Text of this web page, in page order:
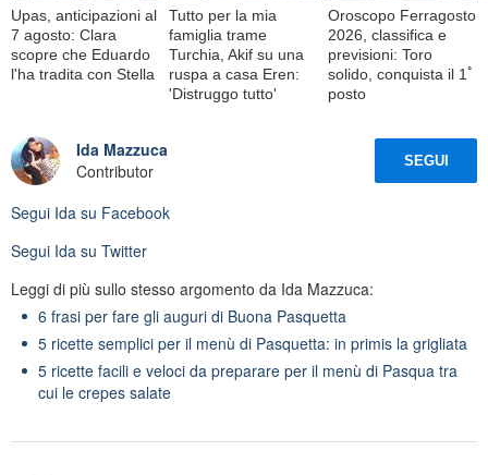
Upas, anticipazioni al
7 agosto: Clara
scopre che Eduardo
l'ha tradita con Stella
Tutto per la mia
famiglia trame
Turchia, Akif su una
ruspa a casa Eren:
'Distruggo tutto'
Oroscopo Ferragosto
2026, classifica e
previsioni: Toro
solido, conquista il 1ﾟ
posto
Ida Mazzuca
Contributor
SEGUI
Segui Ida su Facebook
Segui Ida su Twitter
Leggi di più sullo stesso argomento da Ida Mazzuca:
6 frasi per fare gli auguri di Buona Pasquetta
5 ricette semplici per il menù di Pasquetta: in primis la grigliata
5 ricette facili e veloci da preparare per il menù di Pasqua tra
cui le crepes salate